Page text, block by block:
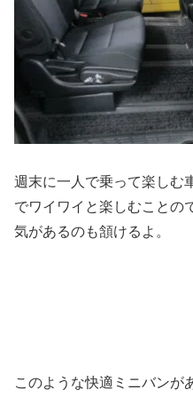
週末に一人で乗って楽しむ
でワイワイと楽しむこと
気があるのも頷けるよ。
このような快適ミニバンが